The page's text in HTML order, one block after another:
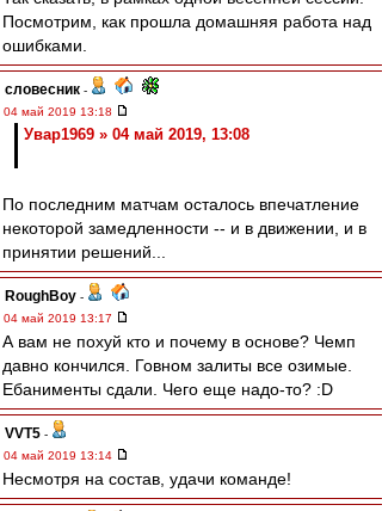
Посмотрим, как прошла домашняя работа над
ошибками.
словесник -
04 май 2019 13:18
Увар1969 » 04 май 2019, 13:08
По последним матчам осталось впечатление
некоторой замедленности -- и в движении, и в
принятии решений...
RoughBoy -
04 май 2019 13:17
А вам не похуй кто и почему в основе? Чемп
давно кончился. Говном залиты все озимые.
Ебанименты сдали. Чего еще надо-то? :D
VVT5 -
04 май 2019 13:14
Несмотря на состав, удачи команде!